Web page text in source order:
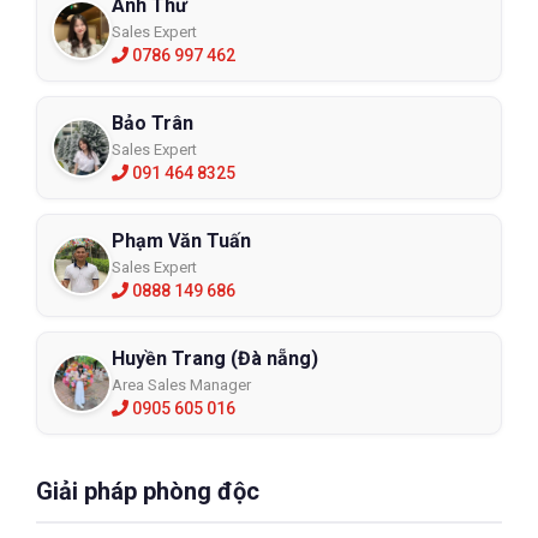
Ủng bảo hộ Kings KWD205C
KWD205C
Anh Thư
Sales Expert
0786 997 462
Bảo Trân
Sales Expert
091 464 8325
Phạm Văn Tuấn
Sales Expert
0888 149 686
Huyền Trang (Đà nẵng)
Area Sales Manager
0905 605 016
Giải pháp phòng độc